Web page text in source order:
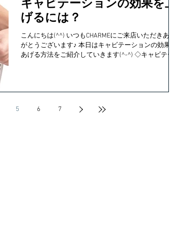
キャビテーションの効果を上
げるには？
こんにちは(^^) いつもCHARMEにご来店いただきあり
がとうございます♪ 本日はキャビテーションの効果を
あげる方法をご紹介していきます(^-^) ◇キャビテーシ
5 6 7